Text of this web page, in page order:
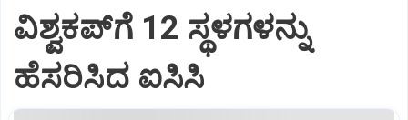
ವಿಶ್ವಕಪ್‌ಗೆ 12 ಸ್ಥಳಗಳನ್ನು
ಹೆಸರಿಸಿದ ಐಸಿಸಿ